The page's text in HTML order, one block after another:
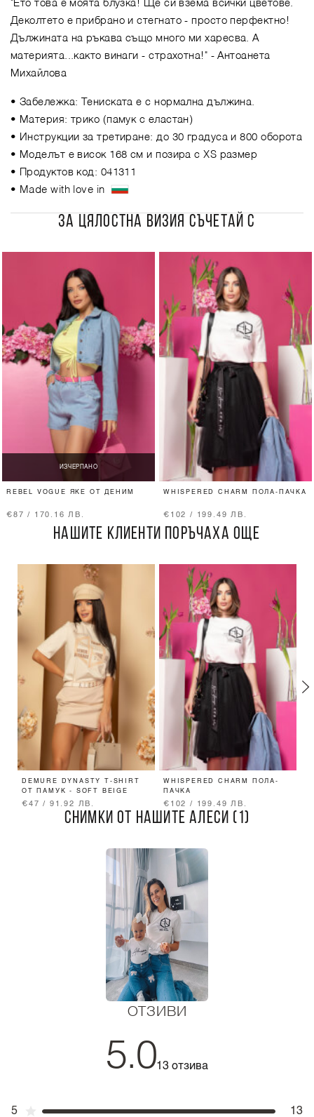
"Ето това е моята блузка! Ще си взема всички цветове.
Деколтето е прибрано и стегнато - просто перфектно!
Дължината на ръкава също много ми харесва. А
материята...както винаги - страхотна!" - Антоанета
Михайлова
• Забележка: Тениската е с нормална дължина.
• Материя: трико (памук с еластан)
• Инструкции за третиране: до 30 градуса и 800 оборота
• Моделът е висок 168 см и позира с XS размер
• Продуктов код: 041311
• Made with love in
ЗА ЦЯЛОСТНА ВИЗИЯ СЪЧЕТАЙ С
ИЗЧЕРПАНО
REBEL VOGUE ЯКЕ ОТ ДЕНИМ
€87 / 170.16 ЛВ.
WHISPERED CHARM ПОЛА-ПАЧКА
€102 / 199.49 ЛВ.
НАШИТЕ КЛИЕНТИ ПОРЪЧАХА ОЩЕ
DEMURE DYNASTY T-SHIRT
ОТ ПАМУК - SOFT BEIGE
€47 / 91.92 ЛВ.
WHISPERED CHARM ПОЛА-
ПАЧКА
€102 / 199.49 ЛВ.
СНИМКИ ОТ НАШИТЕ АЛЕСИ (1)
ОТЗИВИ
5.013 отзива
5 13